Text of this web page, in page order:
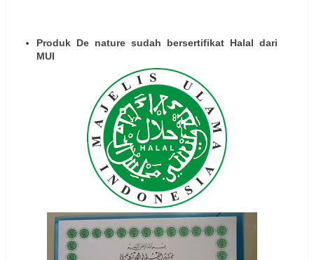
Produk De nature sudah bersertifikat Halal dari
MUI